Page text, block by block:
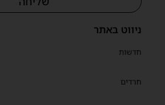
ניווט באתר
חדשות
חרדים